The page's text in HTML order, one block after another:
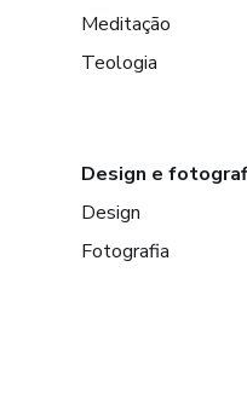
Meditação
Teologia
Design e
Design
Fotografia